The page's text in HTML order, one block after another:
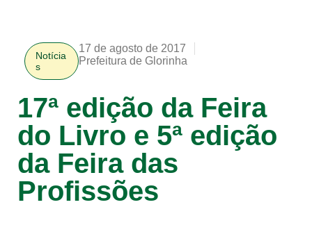
Notícia
s
17 de agosto de 2017
Prefeitura de Glorinha
17ª edição da Feira
do Livro e 5ª edição
da Feira das
Profissões